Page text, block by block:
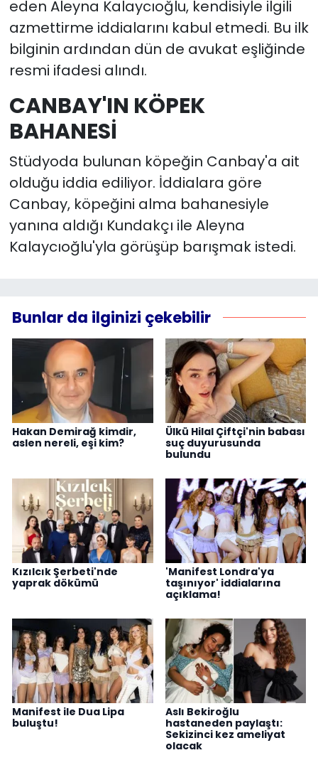
eden Aleyna Kalaycıoğlu, kendisiyle ilgili
azmettirme iddialarını kabul etmedi. Bu ilk
bilginin ardından dün de avukat eşliğinde
resmi ifadesi alındı.
CANBAY'IN KÖPEK
BAHANESİ
Stüdyoda bulunan köpeğin Canbay'a ait
olduğu iddia ediliyor. İddialara göre
Canbay, köpeğini alma bahanesiyle
yanına aldığı Kundakçı ile Aleyna
Kalaycıoğlu'yla görüşüp barışmak istedi.
Bunlar da ilginizi çekebilir
Hakan Demirağ kimdir,
aslen nereli, eşi kim?
Ülkü Hilal Çiftçi'nin babası
suç duyurusunda
bulundu
Kızılcık Şerbeti'nde
yaprak dökümü
'Manifest Londra'ya
taşınıyor' iddialarına
açıklama!
Manifest ile Dua Lipa
buluştu!
Aslı Bekiroğlu
hastaneden paylaştı:
Sekizinci kez ameliyat
olacak